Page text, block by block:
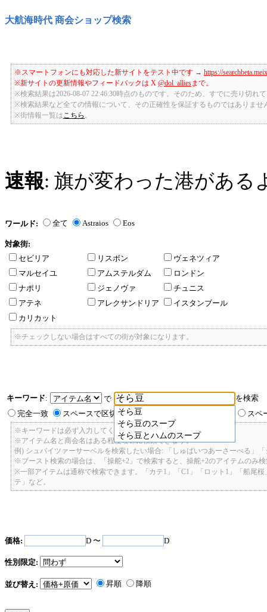
大航海時代 商会ショップ検索
※スマートフォンにも対応した新サイトをテスト中です → https://
※新サイトの更新情報やフィードバックは X @dol_alliesまで。
※検索結果は2026-08-07 22:46:30時点のものです。そのため、すでに売り切れ
※検索結果など全ての情報について、その正確性を保証するものではありませ
※街情報一覧は こちら
速報: 旗が変わった港がある
ワールド: 全て Astraios Eos
対象街:
セビリア
リスボン
ヴェネツィア
マルセイユ
アムステルダム
ロンドン
ナポリ
ジェノヴァ
チュニス
アテネ
アレクサンドリア
イスタンブール
カリカット
※チェックしない場合はすべての街が対象になります。
キーワード:
で
そら豆
そら豆のスープ
そら豆とハムのスープ
を検索
完全一致
スペースで区切ったキーワードのいずれかを含む スペ
※キーワードは必ず入力してください。
※アイテム名と商会名はある程度曖昧に検索できます。
例) シュバイツァーサーベルを検索したい場合: 「しゅばいつあーさーべる」
※ブースト検索の場合は、「操舵+2」で検索すると、操舵+2のアイテムのみ
※一部アイテムは通称で検索できます。「カテ1」「C1」「ロット1」「船尾
テ」など。
価格: D 〜 D
性別限定:
並び替え: 昇順 降順